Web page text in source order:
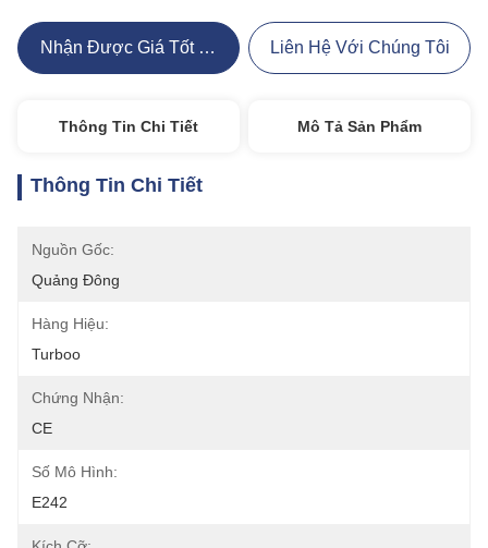
Nhận Được Giá Tốt Nhất Liên Hệ Với Chúng Tôi
Thông Tin Chi Tiết Mô Tả Sản Phẩm
Thông Tin Chi Tiết
Nguồn Gốc:
Quảng Đông
Hàng Hiệu:
Turboo
Chứng Nhận:
CE
Số Mô Hình:
E242